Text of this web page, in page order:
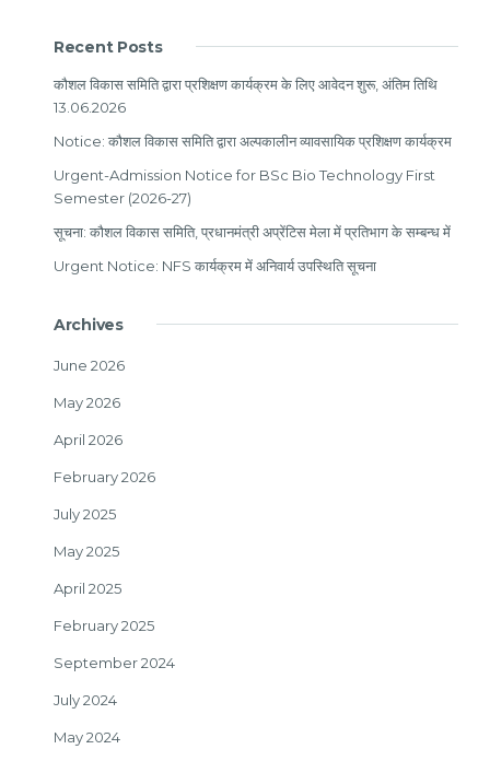
Recent Posts
कौशल विकास समिति द्वारा प्रशिक्षण कार्यक्रम के लिए आवेदन शुरू, अंतिम तिथि
13.06.2026
Notice: कौशल विकास समिति द्वारा अल्पकालीन व्यावसायिक प्रशिक्षण कार्यक्रम
Urgent-Admission Notice for BSc Bio Technology First
Semester (2026-27)
सूचना: कौशल विकास समिति, प्रधानमंत्री अप्रेंटिस मेला में प्रतिभाग के सम्बन्ध में
Urgent Notice: NFS कार्यक्रम में अनिवार्य उपस्थिति सूचना
Archives
June 2026
May 2026
April 2026
February 2026
July 2025
May 2025
April 2025
February 2025
September 2024
July 2024
May 2024